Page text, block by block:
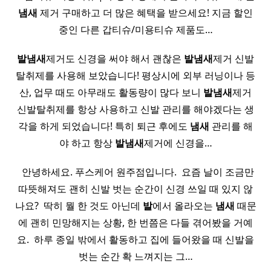
냄새 제거 구매하고 더 많은 혜택을 받으세요! 지금 할인
중인 다른 갑티슈/미용티슈 제품도…
발냄새제거도 신경을 써야 해서 괜찮은 발냄새제거 신발
탈취제를 사용해 보았습니다! 평상시에 외부 러닝이나 등
산, 업무 때도 아무래도 활동량이 많다 보니 발냄새제거
신발탈취제를 항상 사용하고 신발 관리를 해야겠다는 생
각을 하게 되었습니다! 특히 퇴근 후에도 냄새 관리를 해
야 하고 항상 발냄새제거에 신경을…
​ ​ 안녕하세요. 푸스케어 원주점입니다. ​ 요즘 날이 조금만
따뜻해져도 괜히 신발 벗는 순간이 신경 쓰일 때 있지 않
나요? ​ 딱히 뭘 한 것도 아닌데 발에서 올라오는 냄새 때문
에 괜히 민망해지는 상황, 한 번쯤은 다들 겪어봤을 거예
요. ​ 하루 종일 밖에서 활동하고 집에 들어왔을 때 신발을
벗는 순간 확 느껴지는 그…